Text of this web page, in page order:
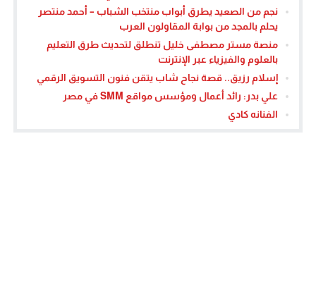
نجم من الصعيد يطرق أبواب منتخب الشباب – أحمد منتصر
يحلم بالمجد من بوابة المقاولون العرب
منصة مستر مصطفى خليل تنطلق لتحديث طرق التعليم
بالعلوم والفيزياء عبر الإنترنت
إسلام رزيق.. قصة نجاح شاب يتقن فنون التسويق الرقمي
علي بدر: رائد أعمال ومؤسس مواقع SMM في مصر
الفنانه كادي